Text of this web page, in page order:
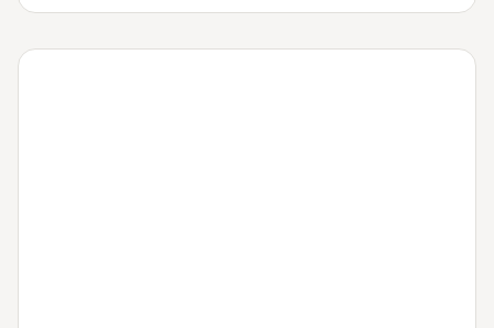
Açaí, MEI e ME. Modalidades: BANPARÁ COMUNIDADE